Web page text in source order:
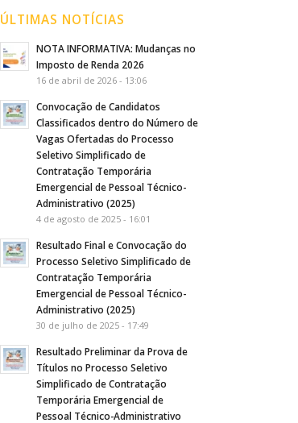
ÚLTIMAS NOTÍCIAS
NOTA INFORMATIVA: Mudanças no
Imposto de Renda 2026
16 de abril de 2026 - 13:06
Convocação de Candidatos
Classificados dentro do Número de
Vagas Ofertadas do Processo
Seletivo Simplificado de
Contratação Temporária
Emergencial de Pessoal Técnico-
Administrativo (2025)
4 de agosto de 2025 - 16:01
Resultado Final e Convocação do
Processo Seletivo Simplificado de
Contratação Temporária
Emergencial de Pessoal Técnico-
Administrativo (2025)
30 de julho de 2025 - 17:49
Resultado Preliminar da Prova de
Títulos no Processo Seletivo
Simplificado de Contratação
Temporária Emergencial de
Pessoal Técnico-Administrativo